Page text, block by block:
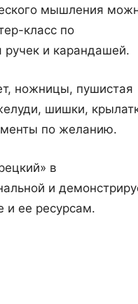
мышления
класс по
ручек и карандашей.
ножницы, пушистая
шишки,
по желанию.
в
и
и ее ресурсам.